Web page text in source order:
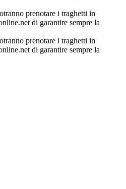
prenotare i traghetti in
di garantire sempre la
prenotare i traghetti in
di garantire sempre la